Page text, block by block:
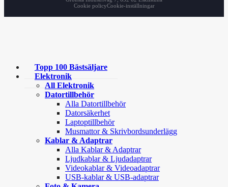
Cookie policyCookie-inställningar
Topp 100 Bästsäljare
Elektronik
All Elektronik
Datortillbehör
Alla Datortillbehör
Datorsäkerhet
Laptoptillbehör
Musmattor & Skrivbordsunderlägg
Kablar & Adaptrar
Alla Kablar & Adaptrar
Ljudkablar & Ljudadaptrar
Videokablar & Videoadaptrar
USB-kablar & USB-adaptrar